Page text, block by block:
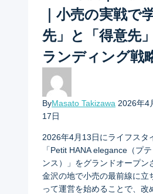
｜小売の実戦で
先」と「得意先
ランディング戦
ByMasato Takizawa 2026年4
17日
2026年4月13日にライフスタ
「Petit HANA elegance（プ
ンス）」をグランドオープン
金沢の地で小売の最前線に立
って運営を始めることで、改